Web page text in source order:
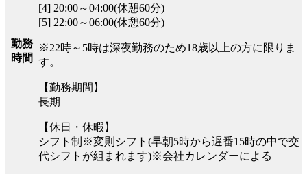
勤務
時間
[4] 20:00～04:00(休憩60分)
[5] 22:00～06:00(休憩60分)
※22時～5時は深夜勤務のため18歳以上の方に限りま
す。
【勤務期間】
長期
【休日・休暇】
シフト制※変則シフト(早朝5時から遅番15時の中で交
代シフトが組まれます)※会社カレンダーによる